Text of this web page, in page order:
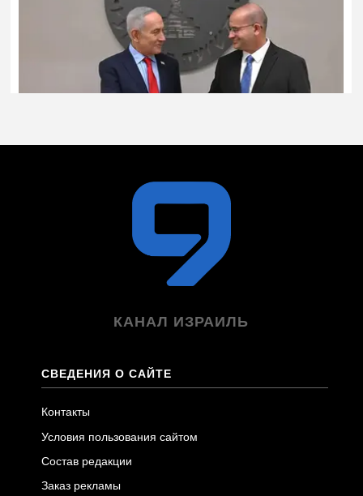
КАНАЛ ИЗРАИЛЬ
СВЕДЕНИЯ О САЙТЕ
Контакты
Условия пользования сайтом
Состав редакции
Заказ рекламы